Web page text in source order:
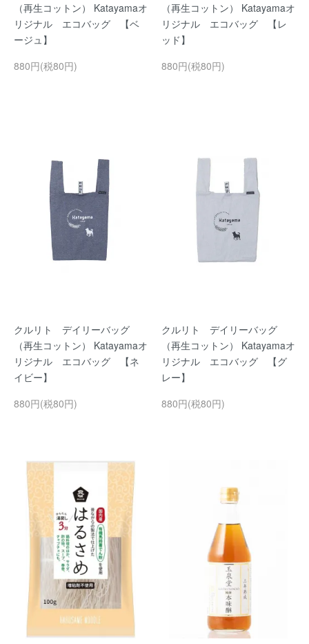
（再生コットン） Katayamaオ
リジナル エコバッグ 【ベ
ージュ】
880円(税80円)
（再生コットン） Katayamaオ
リジナル エコバッグ 【レ
ッド】
880円(税80円)
クルリト デイリーバッグ
（再生コットン） Katayamaオ
リジナル エコバッグ 【ネ
イビー】
880円(税80円)
クルリト デイリーバッグ
（再生コットン） Katayamaオ
リジナル エコバッグ 【グ
レー】
880円(税80円)